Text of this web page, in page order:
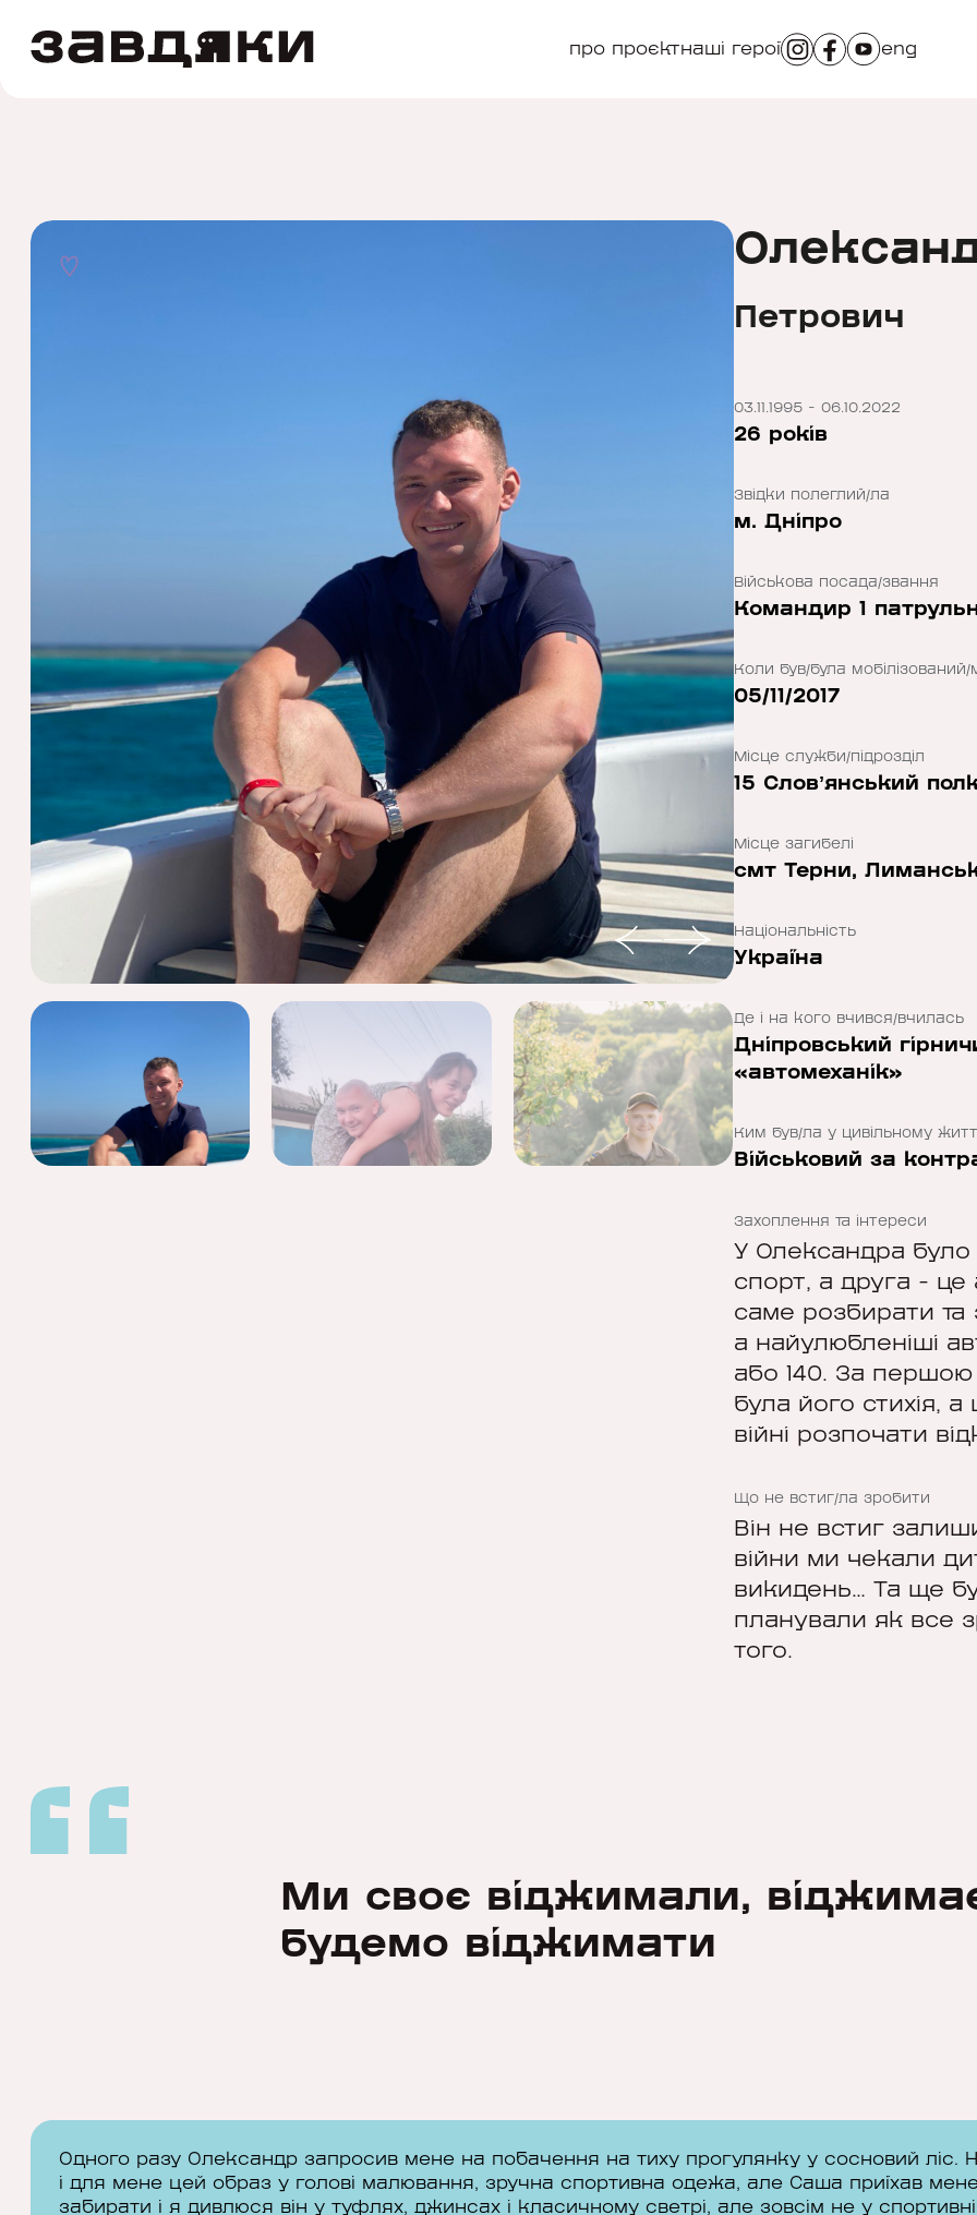
про проєктнаші герої eng
Петрович
03.11.1995 - 06.10.2022
26 років
Звідки полеглий/ла
м. Дніпро
Військова посада/звання
Командир 1
Коли був/була мобілізований/
05/11/2017
Місце служби/підрозділ
15 Словʼянський
Місце загибелі
смт Терни,
Національність
Україна
Де і на кого вчився/вчилась
Дніпровський
«автомеханік»
Ким був/ла у цивільному
Військовий за
Захоплення та інтереси
У Олександра
спорт, а друга - це
саме розбирати та
а найулюбленіші
або 140. За першою
була його стихія,
війні розпочати
Що не встиг/ла зробити
Він не встиг
війни ми чекали
викидень… Та ще
планували як все
того.
Ми своє віджимали,
будемо віджимати
Одного разу Олександр запросив мене на побачення на тиху прогулянку у сосновий ліс.
і для мене цей образ у голові малювання, зручна спортивна одежа, але Саша приїхав
забирати і я дивлюся він у туфлях, джинсах і класичному светрі, але зовсім не у